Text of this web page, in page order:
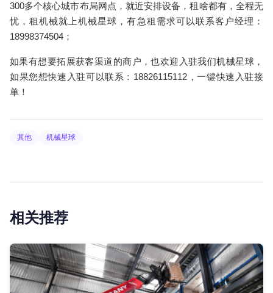
300多个核心城市布局网点，就近安排设备，租啥都有，全程无
忧，租机械就上机械星球，有急租需求可以联系客户经理：
18998374504；
如果有想要拓展获客渠道的商户，也欢迎入驻我们机械星球，
如果您想快速入驻可以联系：18826115112，一键快速入驻接
单！
其他 机械星球
相关推荐